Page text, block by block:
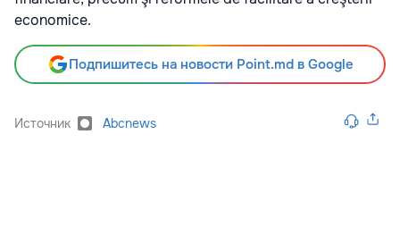
economice.
Подпишитесь на новости Point.md в Google
Источник Abcnews